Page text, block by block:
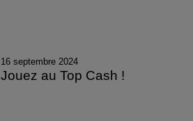
16 septembre 2024
Jouez au Top Cash !